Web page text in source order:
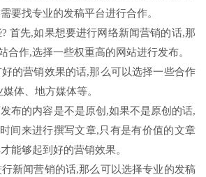
要找专业的发稿平台进行合作。
首先,如果想要进行网络新闻营销的话,那
合作,选择一些权重高的网站进行发布。
的营销效果的话,那么可以选择一些合作
体、地方媒体等。
布的内容是不是原创,如果不是原创的话,
间来进行撰写文章,只有是有价值的文章
能够起到好的营销效果。
新闻营销的话,那么可以选择专业的发稿